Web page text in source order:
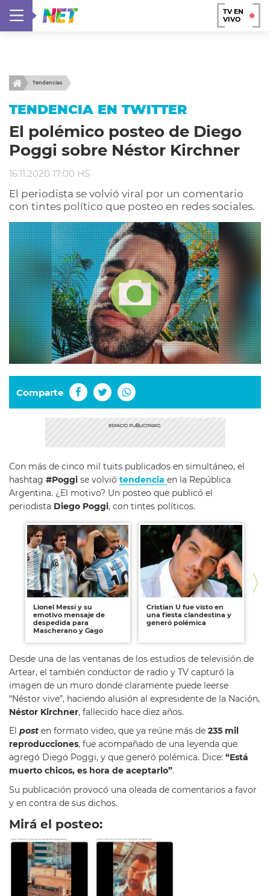
TV EN
VIVO
Tendencias
TENDENCIA EN TWITTER
El polémico posteo de Diego
Poggi sobre Néstor Kirchner
16.11.2020 17:00 HS
El periodista se volvió viral por un comentario
con tintes político que posteo en redes sociales.
Comparte
Con más de cinco mil tuits publicados en simultáneo, el
hashtag #Poggi se volvió tendencia en la República
Argentina. ¿El motivo? Un posteo que publicó el
periodista Diego Poggi, con tintes políticos.
Lionel Messi y su
emotivo mensaje de
despedida para
Mascherano y Gago
Cristian U fue visto en
una fiesta clandestina y
generó polémica
Desde una de las ventanas de los estudios de televisión de
Artear, el también conductor de radio y TV capturó la
imagen de un muro donde claramente puede leerse
“Néstor vive”, haciendo alusión al expresidente de la Nación,
Néstor Kirchner, fallecido hace diez años.
El post en formato video, que ya reúne más de 235 mil
reproducciones, fue acompañado de una leyenda que
agregó Diego Poggi, y que generó polémica. Dice: “Está
muerto chicos, es hora de aceptarlo”.
Su publicación provocó una oleada de comentarios a favor
y en contra de sus dichos.
Mirá el posteo: